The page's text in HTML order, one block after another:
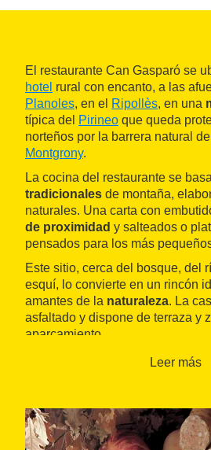
El restaurante Can Gasparó se
hotel rural con encanto, a las
Planoles, en el Ripollès, en una
típica del Pirineo que queda
norteños por la barrera natural
Montgrony.
La cocina del restaurante se
tradicionales de montaña,
naturales. Una carta con
de proximidad y salteados o
pensados para los más
Este sitio, cerca del bosque, del
esquí, lo convierte en un rincón
amantes de la naturaleza. La
asfaltado y dispone de terraza y
aparcamiento.
Leer más